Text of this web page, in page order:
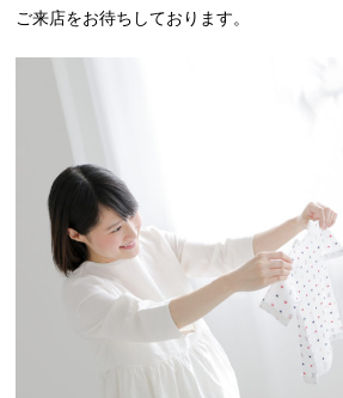
ご来店をお待ちしております。